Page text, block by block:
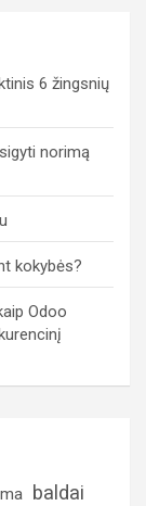
6 žingsnių
norimą
kokybės?
Odoo
baldai